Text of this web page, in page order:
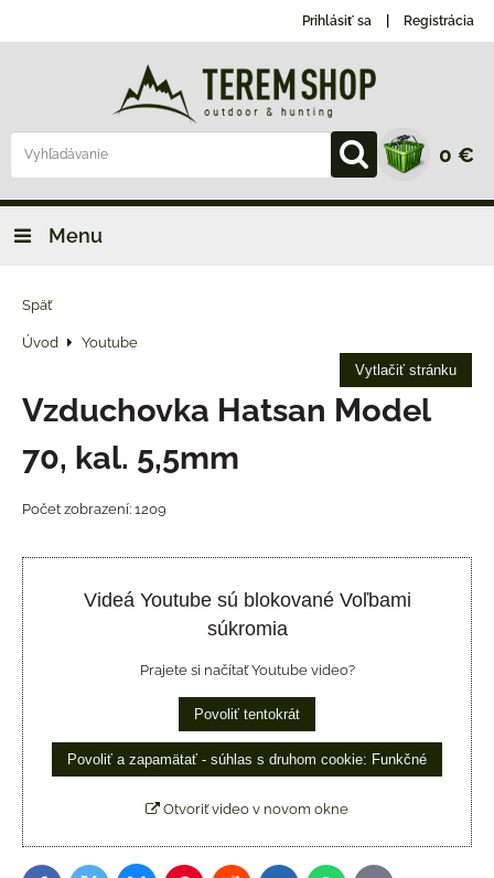
Prihlásiť sa Registrácia
0 €
Menu
Späť
Úvod
Youtube
Vytlačiť stránku
Vzduchovka Hatsan Model
70, kal. 5,5mm
Počet zobrazení: 1209
Videá Youtube sú blokované Voľbami
súkromia
Prajete si načítať Youtube video?
Povoliť tentokrát
Povoliť a zapamätať - súhlas s druhom cookie: Funkčné
Otvoriť video v novom okne